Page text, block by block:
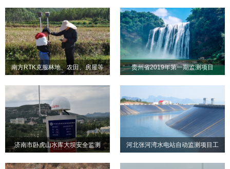
南方RTK克服林地、农田、房屋等
勘测项目
房屋等苛刻环境条件，成功
完成管线地形勘测项目
贵州省2019年第一期监测项目
济南市卧虎山水库大坝安全监测 河北张河湾水电站自动监测项目工